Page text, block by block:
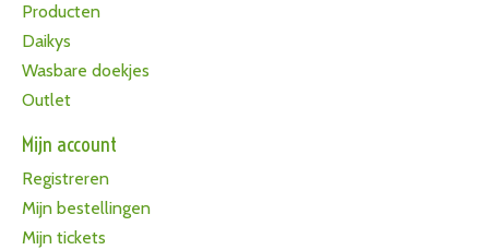
Producten
Daikys
Wasbare doekjes
Outlet
Mijn account
Registreren
Mijn bestellingen
Mijn tickets